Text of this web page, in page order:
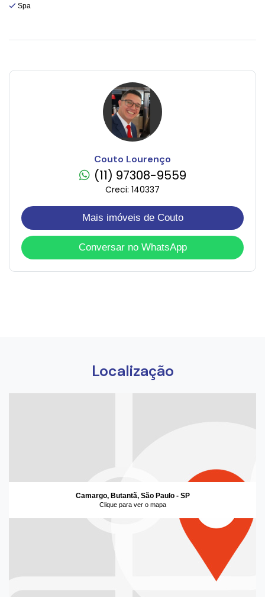
Spa
Couto Lourenço
(11) 97308-9559
Creci: 140337
Mais imóveis de Couto
Conversar no WhatsApp
Localização
Camargo, Butantã, São Paulo - SP
Clique para ver o mapa